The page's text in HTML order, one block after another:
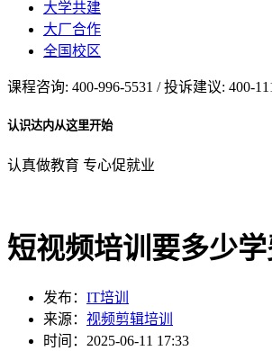
大学共建
大厂合作
全国校区
课程咨询: 400-996-5531 / 投诉建议: 400-
认识达内从这里开始
认真做教育 专心促就业
短视频培训要多少学
发布： IT培训
来源： 视频剪辑培训
时间：2025-06-11 17:33